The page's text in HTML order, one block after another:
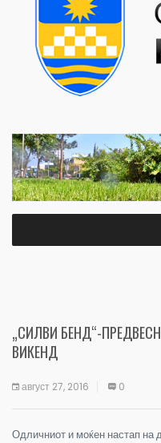
„СИЛВИ БЕНД“-
ВИКЕНД
август 27, 2016 0
Одличниот и моќен настап на